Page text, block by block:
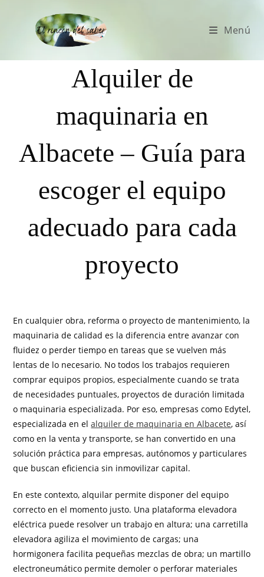
Menú
Alquiler de
maquinaria en
Albacete – Guía para
escoger el equipo
adecuado para cada
proyecto
En cualquier obra, reforma o proyecto de mantenimiento, la
maquinaria de calidad es la diferencia entre avanzar con
fluidez o perder tiempo en tareas que se vuelven más
lentas de lo necesario. No todos los trabajos requieren
comprar equipos propios, especialmente cuando se trata
de necesidades puntuales, proyectos de duración limitada
o maquinaria especializada. Por eso, empresas como Edytel,
especializada en elalquiler de maquinaria en Albacete, así
como en la venta y transporte, se han convertido en una
solución práctica para empresas, autónomos y particulares
que buscan eficiencia sin inmovilizar capital.
En este contexto, alquilar permite disponer del equipo
correcto en el momento justo. Una plataforma elevadora
eléctrica puede resolver un trabajo en altura; una carretilla
elevadora agiliza el movimiento de cargas; una
hormigonera facilita pequeñas mezclas de obra; un martillo
electroneumático permite demoler o perforar materiales